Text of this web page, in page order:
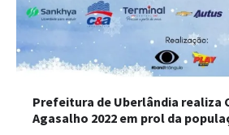
Prefeitura de Uberlândia realiza
Agasalho 2022 em prol da